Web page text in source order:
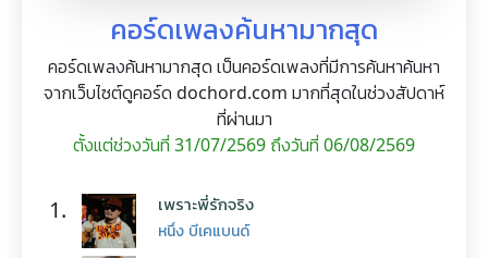
คอร์ดเพลงค้นหามากสุด
คอร์ดเพลงค้นหามากสุด เป็นคอร์ดเพลงที่มีการค้นหาค้นหา
จากเว็บไซต์ดูคอร์ด dochord.com มากที่สุดในช่วงสัปดาห์
ที่ผ่านมา
ตั้งแต่ช่วงวันที่ 31/07/2569 ถึงวันที่ 06/08/2569
1. เพราะพี่รักจริง
หนึ่ง บีเคแบนด์